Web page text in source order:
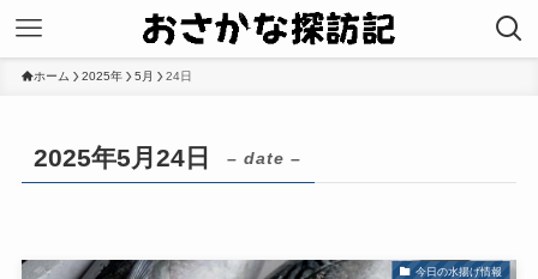
ホーム 2025年 5月 24日
2025年5月24日 – date –
今日の水揚げ情報